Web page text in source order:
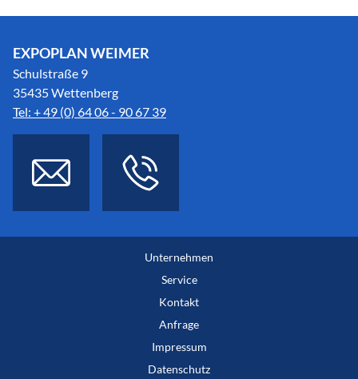
EXPOPLAN WEIMER
Schulstraße 9
35435 Wettenberg
Tel: + 49 (0) 64 06 - 90 67 39
Unternehmen
Service
Kontakt
Anfrage
Impressum
Datenschutz